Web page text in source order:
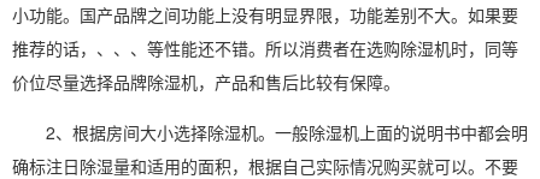
小功能。国产品牌之间功能上没有明显界限，功能差别不大。如果要
推荐的话，、、、等性能还不错。所以消费者在选购除湿机时，同等
价位尽量选择品牌除湿机，产品和售后比较有保障。
2、根据房间大小选择除湿机。一般除湿机上面的说明书中都会明
确标注日除湿量和适用的面积，根据自己实际情况购买就可以。不要